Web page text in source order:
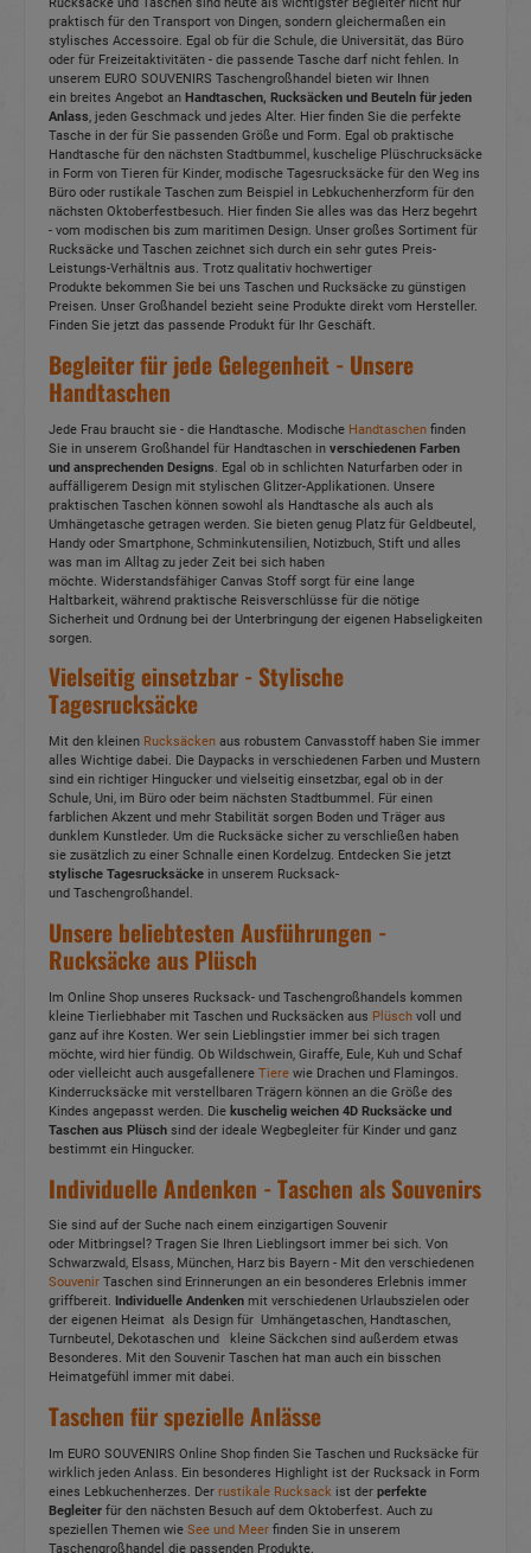
praktisch für den Transport von Dingen, sondern gleichermaßen ein
stylisches Accessoire. Egal ob für die Schule, die Universität, das Büro
oder für Freizeitaktivitäten - die passende Tasche darf nicht fehlen. In
unserem EURO SOUVENIRS Taschengroßhandel bieten wir Ihnen
ein breites Angebot an Handtaschen, Rucksäcken und Beuteln für jeden
Anlass, jeden Geschmack und jedes Alter. Hier finden Sie die perfekte
Tasche in der für Sie passenden Größe und Form. Egal ob praktische
Handtasche für den nächsten Stadtbummel, kuschelige Plüschrucksäcke
in Form von Tieren für Kinder, modische Tagesrucksäcke für den Weg ins
Büro oder rustikale Taschen zum Beispiel in Lebkuchenherzform für den
nächsten Oktoberfestbesuch. Hier finden Sie alles was das Herz begehrt
- vom modischen bis zum maritimen Design. Unser großes Sortiment für
Rucksäcke und Taschen zeichnet sich durch ein sehr gutes Preis-
Leistungs-Verhältnis aus. Trotz qualitativ hochwertiger
Produkte bekommen Sie bei uns Taschen und Rucksäcke zu günstigen
Preisen. Unser Großhandel bezieht seine Produkte direkt vom Hersteller.
Finden Sie jetzt das passende Produkt für Ihr Geschäft.
Begleiter für jede Gelegenheit - Unsere
Handtaschen
Jede Frau braucht sie - die Handtasche. Modische Handtaschen finden
Sie in unserem Großhandel für Handtaschen in verschiedenen Farben
und ansprechenden Designs. Egal ob in schlichten Naturfarben oder in
auffälligerem Design mit stylischen Glitzer-Applikationen. Unsere
praktischen Taschen können sowohl als Handtasche als auch als
Umhängetasche getragen werden. Sie bieten genug Platz für Geldbeutel,
Handy oder Smartphone, Schminkutensilien, Notizbuch, Stift und alles
was man im Alltag zu jeder Zeit bei sich haben
möchte. Widerstandsfähiger Canvas Stoff sorgt für eine lange
Haltbarkeit, während praktische Reisverschlüsse für die nötige
Sicherheit und Ordnung bei der Unterbringung der eigenen Habseligkeiten
sorgen.
Vielseitig einsetzbar - Stylische
Tagesrucksäcke
Mit den kleinen Rucksäcken aus robustem Canvasstoff haben Sie immer
alles Wichtige dabei. Die Daypacks in verschiedenen Farben und Mustern
sind ein richtiger Hingucker und vielseitig einsetzbar, egal ob in der
Schule, Uni, im Büro oder beim nächsten Stadtbummel. Für einen
farblichen Akzent und mehr Stabilität sorgen Boden und Träger aus
dunklem Kunstleder. Um die Rucksäcke sicher zu verschließen haben
sie zusätzlich zu einer Schnalle einen Kordelzug. Entdecken Sie jetzt
stylische Tagesrucksäcke in unserem Rucksack-
und Taschengroßhandel.
Unsere beliebtesten Ausführungen -
Rucksäcke aus Plüsch
Im Online Shop unseres Rucksack- und Taschengroßhandels kommen
kleine Tierliebhaber mit Taschen und Rucksäcken aus Plüsch voll und
ganz auf ihre Kosten. Wer sein Lieblingstier immer bei sich tragen
möchte, wird hier fündig. Ob Wildschwein, Giraffe, Eule, Kuh und Schaf
oder vielleicht auch ausgefallenere Tiere wie Drachen und Flamingos.
Kinderrucksäcke mit verstellbaren Trägern können an die Größe des
Kindes angepasst werden. Die kuschelig weichen 4D Rucksäcke und
Taschen aus Plüsch sind der ideale Wegbegleiter für Kinder und ganz
bestimmt ein Hingucker.
Individuelle Andenken - Taschen als Souvenirs
Sie sind auf der Suche nach einem einzigartigen Souvenir
oder Mitbringsel? Tragen Sie Ihren Lieblingsort immer bei sich. Von
Schwarzwald, Elsass, München, Harz bis Bayern - Mit den verschiedenen
Souvenir Taschen sind Erinnerungen an ein besonderes Erlebnis immer
griffbereit. Individuelle Andenken mit verschiedenen Urlaubszielen oder
der eigenen Heimat als Design für Umhängetaschen, Handtaschen,
Turnbeutel, Dekotaschen und kleine Säckchen sind außerdem etwas
Besonderes. Mit den Souvenir Taschen hat man auch ein bisschen
Heimatgefühl immer mit dabei.
Taschen für spezielle Anlässe
Im EURO SOUVENIRS Online Shop finden Sie Taschen und Rucksäcke für
wirklich jeden Anlass. Ein besonderes Highlight ist der Rucksack in Form
eines Lebkuchenherzes. Der rustikale Rucksack ist der perfekte
Begleiter für den nächsten Besuch auf dem Oktoberfest. Auch zu
speziellen Themen wie See und Meer finden Sie in unserem
Taschengroßhandel die passenden Produkte.